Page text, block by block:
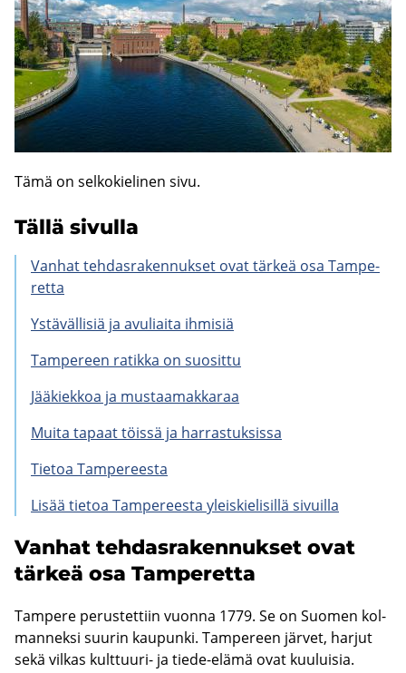
Tämä on sel­ko­kie­li­nen sivu.
Tällä si­vul­la
Van­hat teh­das­ra­ken­nuk­set ovat tär­keä osa Tam­pe­
ret­ta
Ys­tä­väl­li­siä ja avu­liai­ta ih­mi­siä
Tam­pe­reen ra­tik­ka on suo­sit­tu
Jää­kiek­koa ja mus­taa­mak­ka­raa
Muita ta­paat töis­sä ja har­ras­tuk­sis­sa
Tie­toa Tam­pe­rees­ta
Lisää tie­toa Tam­pe­rees­ta yleis­kie­li­sil­lä si­vuil­la
Van­hat teh­das­ra­ken­nuk­set ovat
tär­keä osa Tam­pe­ret­ta
Tam­pe­re pe­rus­tet­tiin vuon­na 1779. Se on Suo­men kol­
man­nek­si suu­rin kau­pun­ki. Tam­pe­reen jär­vet, har­jut
sekä vil­kas kulttuuri-​ ja tiede-​elämä ovat kuu­lui­sia.